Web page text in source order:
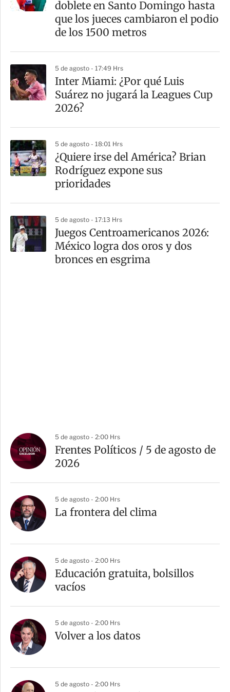
doblete en Santo Domingo hasta
que los jueces cambiaron el podio
de los 1500 metros
5 de agosto - 17:49 Hrs
Inter Miami: ¿Por qué Luis
Suárez no jugará la Leagues Cup
2026?
5 de agosto - 18:01 Hrs
¿Quiere irse del América? Brian
Rodríguez expone sus
prioridades
5 de agosto - 17:13 Hrs
Juegos Centroamericanos 2026:
México logra dos oros y dos
bronces en esgrima
5 de agosto - 2:00 Hrs
Frentes Políticos / 5 de agosto de
2026
5 de agosto - 2:00 Hrs
La frontera del clima
5 de agosto - 2:00 Hrs
Educación gratuita, bolsillos
vacíos
5 de agosto - 2:00 Hrs
Volver a los datos
5 de agosto - 2:00 Hrs